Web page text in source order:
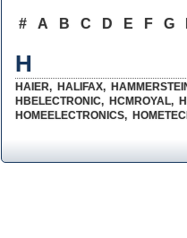
# A B C D E F G
H
HAIER, HALIFAX,
HBELECTRONIC, HCMROYAL,
HOMEELECTRONICS,